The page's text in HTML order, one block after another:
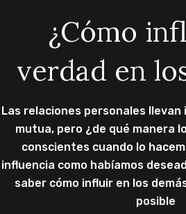
¿Cómo
verdad en
Las relaciones personales
mutua, pero ¿de qué manera
conscientes cuando lo
influencia como habíamos
saber cómo influir en los
posible